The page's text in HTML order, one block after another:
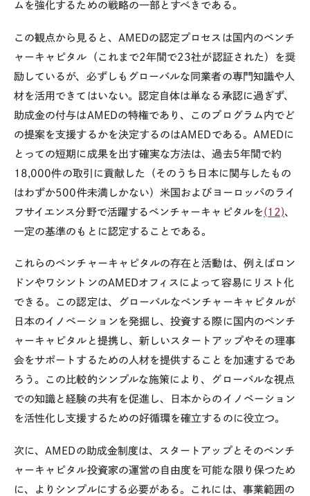
ムを強化するための戦略の一部とすべきである。
この観点から見ると、AMEDの認定プロセスは国内のベンチ
ャーキャピタル（これまで2年間で23社が認証された）を奨
励しているが、必ずしもグローバルな同業者の専門知識や人
材を活用できてはいない。認定自体は単なる承認に過ぎず、
助成金の付与はAMEDの特権であり、このプログラム内でど
の提案を支援するかを決定するのはAMEDである。AMEDに
とっての短期に成果を出す確実な方法は、過去5年間で約
18,000件の取引に貢献した（そのうち日本に関与したもの
はわずか500件未満しかない）米国およびヨーロッパのライ
フサイエンス分野で活躍するベンチャーキャピタルを(12)、
一定の基準のもとに認定することである。
これらのベンチャーキャピタルの存在と活動は、例えばロン
ドンやワシントンのAMEDオフィスによって容易にリスト化
できる。この認定は、グローバルなベンチャーキャピタルが
日本のイノベーションを発掘し、投資する際に国内のベンチ
ャーキャピタルと提携し、新しいスタートアップやその理事
会をサポートするための人材を提供することを加速するであ
ろう。この比較的シンプルな施策により、グローバルな視点
での知識と経験の共有を促進し、日本からのイノベーション
を活性化し支援するための好循環を確立するのに役立つ。
次に、AMEDの助成金制度は、スタートアップとそのベンチ
ャーキャピタル投資家の運営の自由度を可能な限り保つため
に、よりシンプルにする必要がある。これには、事業範囲の